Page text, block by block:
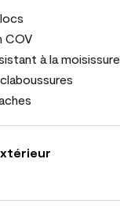
COV
à la moisissure